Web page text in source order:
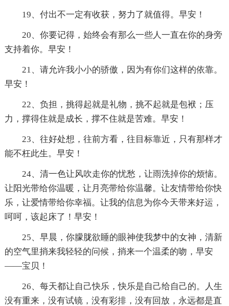
19、付出不一定有收获，努力了就值得。早安！
20、你要记得，始终会有那么一些人一直在你的身旁
支持着你。早安！
21、请允许我小小的骄傲，因为有你们这样的依靠。
早安！
22、负担，挑得起就是礼物，挑不起就是包袱；压
力，撑得住就是成长，撑不住就是苦难。早安！
23、往好处想，往前方看，往目标靠近，只有那样才
能不枉此生。早安！
24、清一色让风吹走你的忧愁，让雨洗掉你的烦恼。
让阳光带给你温暖，让月亮带给你温馨。让友情带给你快
乐，让爱情带给你幸福。让我的信息为你今天带来好运，
呵呵，该起床了！早安！
25、早晨，你朦胧欲睡的眼神使我梦中的女神，清新
的空气里捎来我轻轻的问候，捎来一个温柔的吻，早安
――宝贝！
26、每天都让自己快乐，快乐是自己给自己的。人生
没有重来，没有试镜，没有彩排，没有回放，永远都是直